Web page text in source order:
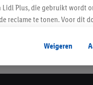
Plus, die gebruikt wordt
reclame te tonen. Voor dit
worden
een winkelmandje van een
Weigeren